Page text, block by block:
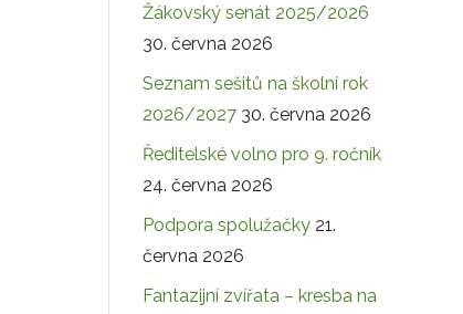
Žákovský senát 2025/2026
30. června 2026
Seznam sešitů na školní rok
2026/2027 30. června 2026
Ředitelské volno pro 9. ročník
24. června 2026
Podpora spolužačky 21.
června 2026
Fantazijní zvířata – kresba na